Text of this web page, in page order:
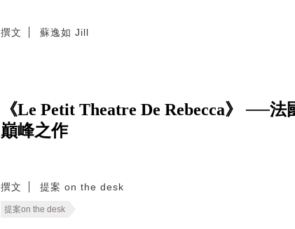
撰文 蘇逸如 Jill
《Le Petit Theatre De Rebecca》 ──
巔峰之作
撰文 提案 on the desk
提案on the desk